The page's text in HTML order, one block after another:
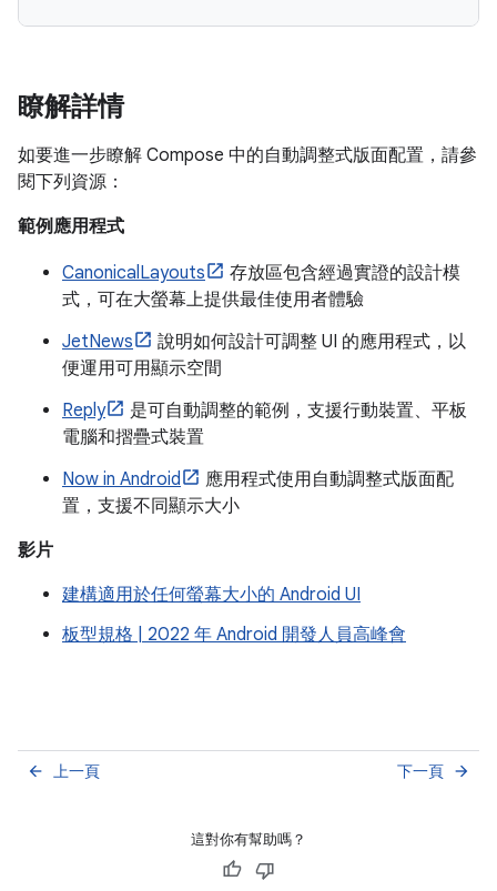
瞭解詳情
如要進一步瞭解 Compose 中的自動調整式版面配置，請參
閱下列資源：
範例應用程式
CanonicalLayouts
存放區包含經過實證的設計模
式，可在大螢幕上提供最佳使用者體驗
JetNews
說明如何設計可調整 UI 的應用程式，以
便運用可用顯示空間
Reply
是可自動調整的範例，支援行動裝置、平板
電腦和摺疊式裝置
Now in Android
應用程式使用自動調整式版面配
置，支援不同顯示大小
影片
建構適用於任何螢幕大小的 Android UI
板型規格 | 2022 年 Android 開發人員高峰會
上一頁
arrow_back 下一頁 arrow_forward
這對你有幫助嗎？